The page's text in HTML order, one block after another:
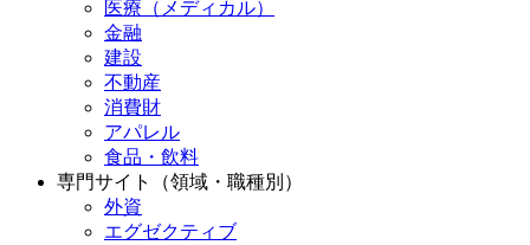
医療（メディカル）
金融
建設
不動産
消費財
アパレル
食品・飲料
専門サイト（領域・職種別）
外資
エグゼクティブ